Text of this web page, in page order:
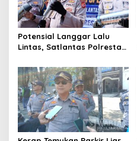
Potensial Langgar Lalu
Lintas, Satlantas Polresta
Motor Berknalpot Brong